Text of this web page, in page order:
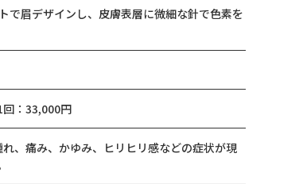
で眉デザインし、皮膚表層に微細な針で色素を
回：33,000円
、痛み、かゆみ、ヒリヒリ感などの症状が現